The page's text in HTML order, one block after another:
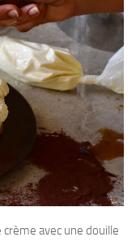
avec une douille